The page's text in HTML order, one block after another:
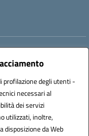
degli utenti -
necessari al
dei servizi
utilizzati, inoltre,
da Web